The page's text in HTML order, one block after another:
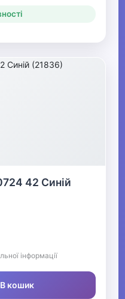
42 Синій
інформації
В кошик